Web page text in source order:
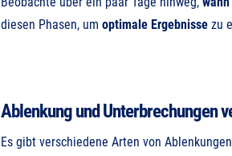
diesen Phasen, um optimale Ergebnisse zu
Ablenkung und Unterbrechungen
Es gibt verschiedene Arten von